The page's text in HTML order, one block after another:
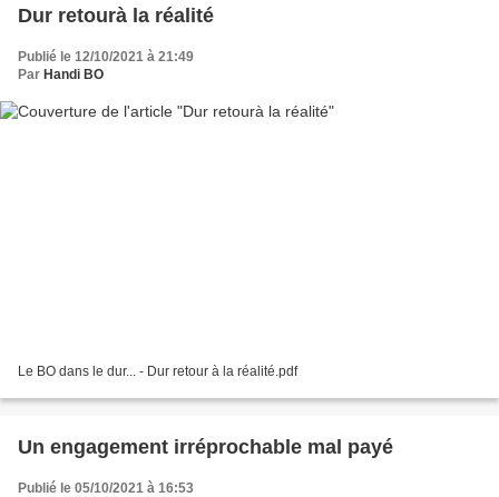
Dur retourà la réalité
Publié le 12/10/2021 à 21:49
Par Handi BO
Le BO dans le dur... - Dur retour à la réalité.pdf
Un engagement irréprochable mal payé
Publié le 05/10/2021 à 16:53